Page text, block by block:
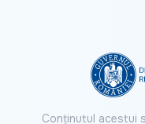
Conținutul acestui